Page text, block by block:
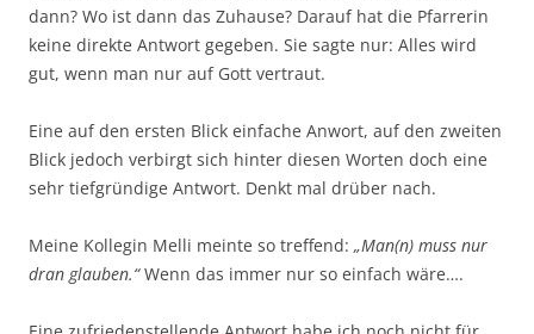
dann? Wo ist dann das Zuhause? Darauf hat die Pfarrerin
keine direkte Antwort gegeben. Sie sagte nur: Alles wird
gut, wenn man nur auf Gott vertraut.
Eine auf den ersten Blick einfache Anwort, auf den zweiten
Blick jedoch verbirgt sich hinter diesen Worten doch eine
sehr tiefgründige Antwort. Denkt mal drüber nach.
Meine Kollegin Melli meinte so treffend: „Man(n) muss nur
dran glauben.“Wenn das immer nur so einfach wäre….